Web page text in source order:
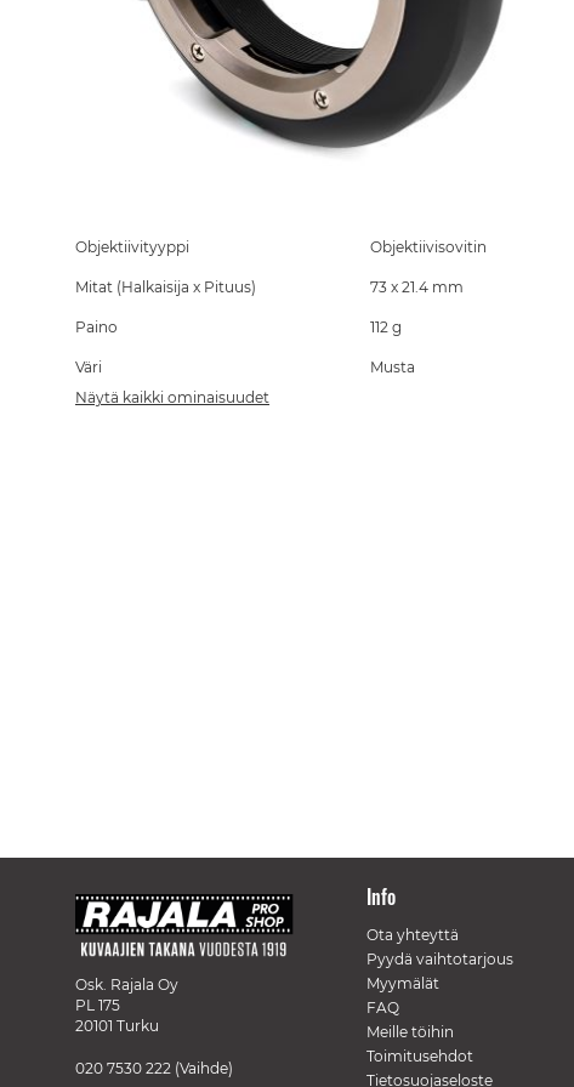
the
images
Objektiivityyppi Objektiivisovitin
Mitat (Halkaisija x Pituus) 73 x 21.4 mm
Paino 112 g
Väri
Musta
Näytä kaikki ominaisuudet
Osk. Rajala Oy
PL 175
20101 Turku
020 7530 222 (Vaihde)
Info
Ota yhteyttä
Pyydä vaihtotarjous
Myymälät
FAQ
Meille töihin
Toimitusehdot
Tietosuojaseloste